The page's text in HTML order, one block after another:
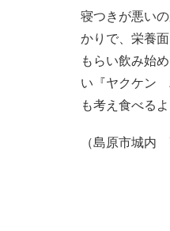
寝つきが悪い
かりで、栄養
もらい飲み始
い『ヤクケン
も考え食べる
（島原市城内